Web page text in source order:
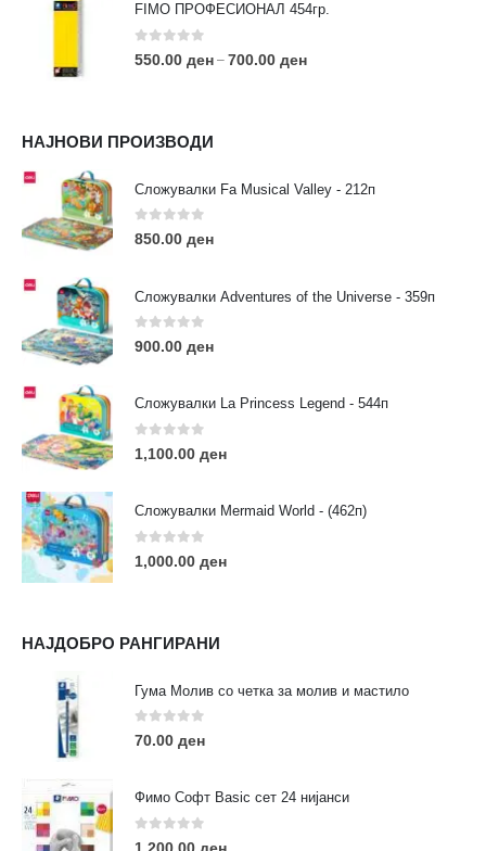
FIMO ПРОФЕСИОНАЛ 454гр.
0out of 5
550.00 ден – 700.00 ден
НАЈНОВИ ПРОИЗВОДИ
Сложувалки Fa Musical Valley - 212п
0out of 5
850.00 ден
Сложувалки Adventures of the Universe - 359п
0out of 5
900.00 ден
Сложувалки La Princess Legend - 544п
0 out of 5
1,100.00 ден
Сложувалки Mermaid World - (462п)
0 out of 5
1,000.00 ден
НАЈДОБРО РАНГИРАНИ
Гума Молив со четка за молив и мастило
0out of 5
70.00 ден
Фимо Софт Basic сет 24 нијанси
0 out of 5
АДРЕСА:
ул. 3та Македонска Бригада бр.46
ТЕЛЕФОН:
0038977640534
contact@moehobi.mk
РАБОТНО ВРЕМЕ:
Пон - Саб / 09:00 - 21:00
ЛИНКОВИ
Услови за користење
Големопродажба
Кариера
За нас
Нашите локации
ПОПУЛАРНИ ТАГОВИ
eurodanvest FIMO Креативни Сетови
markers
rapitografi sketch staedtler